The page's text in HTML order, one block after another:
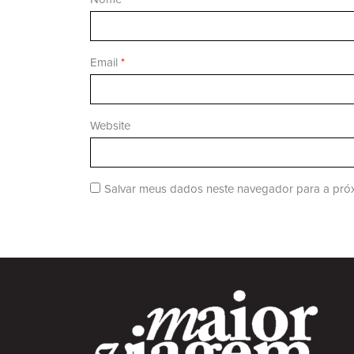
Email *
Website
Salvar meus dados neste navegador para a